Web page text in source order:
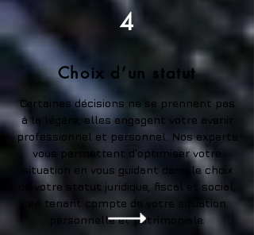
4
Choix d’un statut
Certaines décisions ne se prennent pas
à la légère, elles engagent votre avenir
professionnel et personnel. Nos experts
vous permettent d’optimiser votre
situation en vous guidant dans le choix
de votre statut juridique, fiscal et social,
en tenant compte de votre situation
personnelle et patrimoniale.